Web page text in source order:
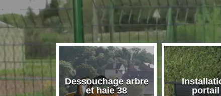
murets
38
Dessouchage arbre
et haie 38
portail